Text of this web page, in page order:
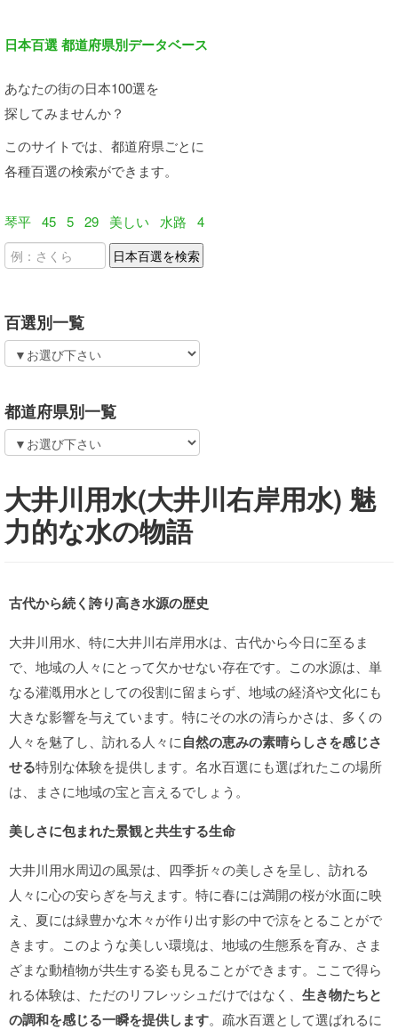
日本百選 都道府県別データベース
あなたの街の日本100選を
探してみませんか？
このサイトでは、都道府県ごとに
各種百選の検索ができます。
琴平 45 5 29 美しい 水路 4
百選別一覧
都道府県別一覧
大井川用水(大井川右岸用水) 魅
力的な水の物語
古代から続く誇り高き水源の歴史
大井川用水、特に大井川右岸用水は、古代から今日に至るま
で、地域の人々にとって欠かせない存在です。この水源は、単
なる灌漑用水としての役割に留まらず、地域の経済や文化にも
大きな影響を与えています。特にその水の清らかさは、多くの
人々を魅了し、訪れる人々に自然の恵みの素晴らしさを感じさ
せる特別な体験を提供します。名水百選にも選ばれたこの場所
は、まさに地域の宝と言えるでしょう。
美しさに包まれた景観と共生する生命
大井川用水周辺の風景は、四季折々の美しさを呈し、訪れる
人々に心の安らぎを与えます。特に春には満開の桜が水面に映
え、夏には緑豊かな木々が作り出す影の中で涼をとることがで
きます。このような美しい環境は、地域の生態系を育み、さま
ざまな動植物が共生する姿も見ることができます。ここで得ら
れる体験は、ただのリフレッシュだけではなく、 生き物たちと
の調和を感じる一瞬を提供します。疏水百選として選ばれるに